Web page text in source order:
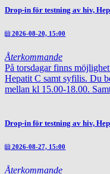
Drop-in för testning av hiv,
2026-08-20, 15:00
Återkommande
På torsdagar finns
Hepatit C samt syfilis. Du
mellan kl 15.00-18.00.
Drop-in för testning av hiv,
2026-08-27, 15:00
Återkommande